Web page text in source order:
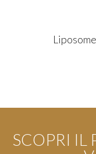
SCOPRI IL